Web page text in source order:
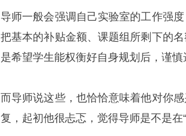
导师一般会强调自己实验室的工作强
把基本的补贴金额、课题组所剩下的
是希望学生能权衡好自身规划后，谨慎
而导师说这些，也恰恰意味着他对你
复，起初他很忐忑，觉得导师是不是在